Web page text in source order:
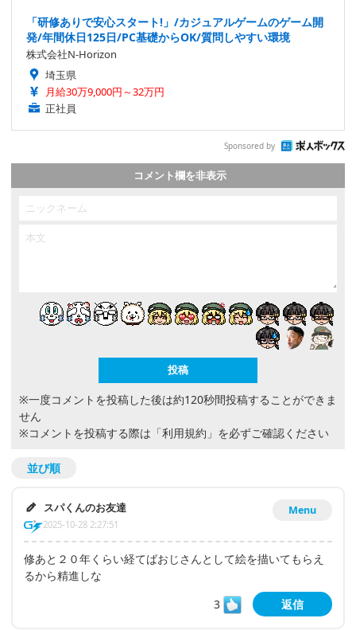
「研修ありで安心スタート!」/カジュアルゲームのゲーム開
発/年間休日125日/PC基礎からOK/質問しやすい環境
株式会社N-Horizon
埼玉県
月給30万9,000円～32万円
正社員
Sponsored by
コメント欄を非表示
※一度コメントを投稿した後は約120秒間投稿することができま
せん
※コメントを投稿する際は 「利用規約」 を必ずご確認ください
並び順
Menu
スパくんのお友達
2025-10-28 2:27:51
修あと２０年くらい経てばおじさんとして絵を描いてもらえ
るから精進しな
3
返信